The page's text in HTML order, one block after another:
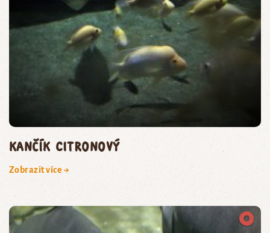
kančík citronový
Zobrazit více →